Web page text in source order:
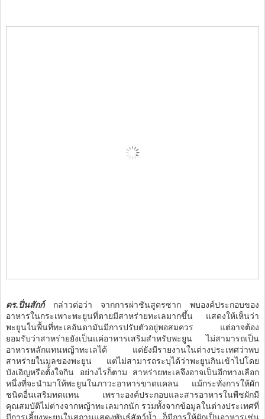
ดร.ปิ่นสักก์ กล่าวต่อว่า จากการผ่าชันสูตรซาก พบองค์ประกอบของ
อาหารในกระเพาะพะยูนที่ตายมีสาหร่ายทะเลมากขึ้น แสดงให้เห็นว่า
พะยูนในพื้นที่ทะเลอันดามันมีการปรับตัวอยู่พอสมควร แต่อาจต้อง
ยอมรับว่าสาหร่ายยังเป็นแค่อาหารเสริมสำหรับพะยูน ไม่สามารถเป็น
อาหารหลักแทนหญ้าทะเลได้ แต่ยังมีรายงานในต่างประเทศว่าพบ
สาหร่ายในมูลของพะยูน แต่ไม่สามารถระบุได้ว่าพะยูนกินเข้าไปโดย
บังเอิญหรือตั้งใจกิน อย่างไรก็ตาม สาหร่ายทะเลจึงอาจเป็นอีกทางเลือก
หนึ่งที่จะนำมาให้พะยูนในภาวะอาหารขาดแคลน แม้กระทั่งการให้ผัก
ชนิดอื่นเสริมทดแทน เพราะองค์ประกอบและสารอาหารในพืชผักมี
คุณสมบัติไม่ต่างจากหญ้าทะเลมากนัก รวมทั้งจากข้อมูลในต่างประเทศที่
มีการเลี้ยงพะยูนในสถานแสดงพันธุ์สัตว์น้ำ ก็มีการให้ผักเป็นอาหารเช่น